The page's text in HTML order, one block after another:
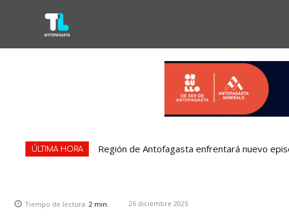
ÚLTIMA HORA Región de Antofagasta enfrentará nuevo
Tiempo de lectura: 2 min. 26 diciembre 2025